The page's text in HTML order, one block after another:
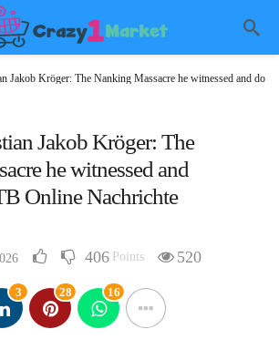
Jakob Kröger: The Nanking Massacre he witnessed and
Jakob Kröger: The
he witnessed and
Online Nachrichte
406 Points 520
3 28 16